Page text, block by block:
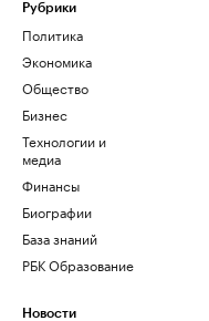
Рубрики
Политика
Экономика
Общество
Бизнес
Технологии и
медиа
Финансы
Биографии
База знаний
РБК Образование
Новости